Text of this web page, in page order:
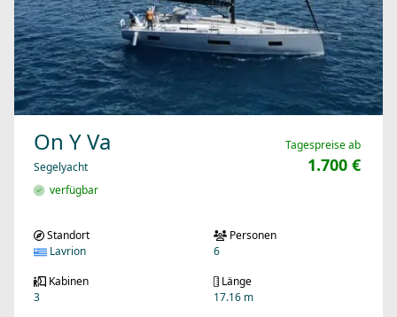
On Y Va
Segelyacht
verfügbar
Tagespreise ab
1.700 €
Standort
Lavrion
Personen
6
Kabinen
3
Länge
17.16 m